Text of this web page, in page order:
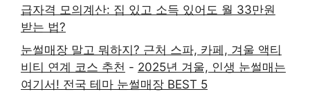
급자격 모의계산: 집 있고 소득 있어도 월 33만원
받는 법?
눈썰매장 말고 뭐하지? 근처 스파, 카페, 겨울 액티
비티 연계 코스 추천 - 2025년 겨울, 인생 눈썰매는
여기서! 전국 테마 눈썰매장 BEST 5